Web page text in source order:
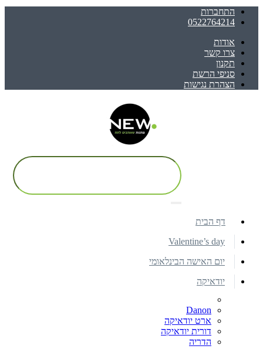
התחברות
0522764214
אודות
צרו קשר
תקנון
סניפי הרשת
הצהרת נגישות
דף הבית
Valentine’s day
יום האישה הבינלאומי
יודאיקה
Danon
ארט יודאיקה
דורית יודאיקה
הדריה